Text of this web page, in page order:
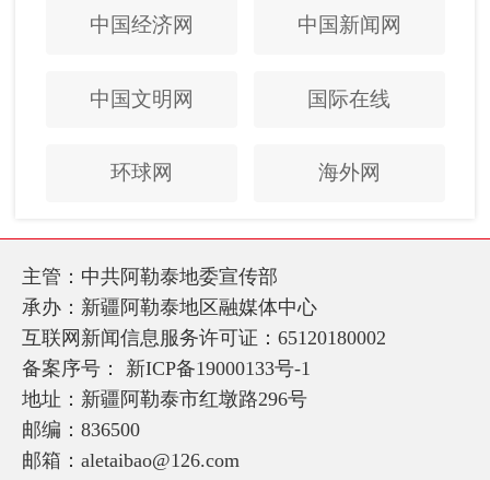
中国经济网 中国新闻网
中国文明网 国际在线
环球网 海外网
主管：中共阿勒泰地委宣传部
承办：新疆阿勒泰地区融媒体中心
互联网新闻信息服务许可证：65120180002
备案序号： 新ICP备19000133号-1
地址：新疆阿勒泰市红墩路296号
邮编：836500
邮箱：aletaibao@126.com